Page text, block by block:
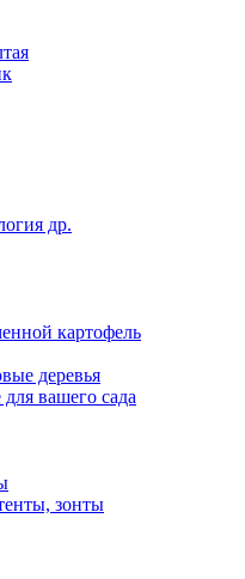
др.
картофель
деревья
вашего сада
зонты